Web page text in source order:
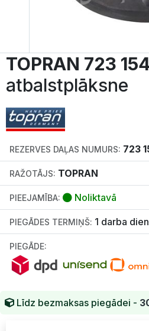
TOPRAN 723 154
atbalstplāksne
REZERVES DAĻAS NUMURS: 723
RAŽOTĀJS: TOPRAN
PIEEJAMĪBA: Noliktavā
PIEGĀDES TERMIŅŠ: 1 darba
PIEGĀDE:
Līdz bezmaksas piegādei -